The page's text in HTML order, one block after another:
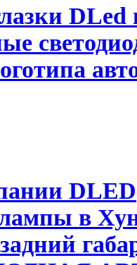
DLed
DLED
в